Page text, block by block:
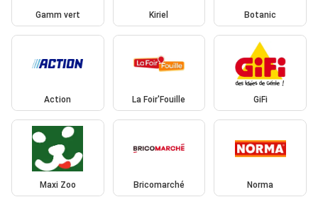
Gamm vert Kiriel Botanic
Action La Foir'Fouille GiFi
Maxi Zoo Bricomarché Norma